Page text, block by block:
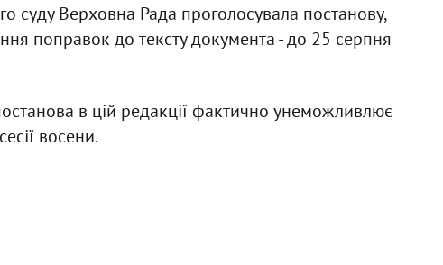
суду Верховна Рада проголосувала постанову,
поправок до тексту документа - до 25 серпня
в цій редакції фактично унеможливлює
восени.